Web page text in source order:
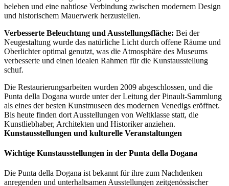
beleben und eine nahtlose Verbindung zwischen modernem Design
und historischem Mauerwerk herzustellen.
Verbesserte Beleuchtung und Ausstellungsfläche: Bei der
Neugestaltung wurde das natürliche Licht durch offene Räume und
Oberlichter optimal genutzt, was die Atmosphäre des Museums
verbesserte und einen idealen Rahmen für die Kunstausstellung
schuf.
Die Restaurierungsarbeiten wurden 2009 abgeschlossen, und die
Punta della Dogana wurde unter der Leitung der Pinault-Sammlung
als eines der besten Kunstmuseen des modernen Venedigs eröffnet.
Bis heute finden dort Ausstellungen von Weltklasse statt, die
Kunstliebhaber, Architekten und Historiker anziehen.
Kunstausstellungen und kulturelle Veranstaltungen
Wichtige Kunstausstellungen in der Punta della Dogana
Die Punta della Dogana ist bekannt für ihre zum Nachdenken
anregenden und unterhaltsamen Ausstellungen zeitgenössischer